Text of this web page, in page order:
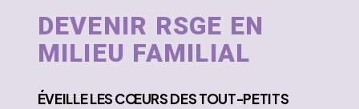
DEVENIR RSGE EN
MILIEU FAMILIAL
ÉVEILLELES CŒURS DES TOUT-PETITS